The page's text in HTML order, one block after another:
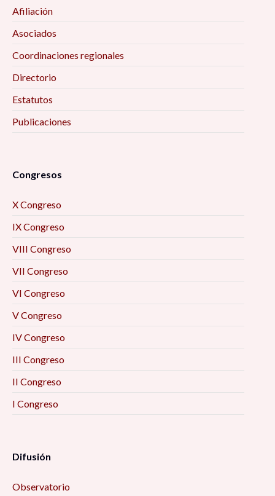
Afiliación
Asociados
Coordinaciones regionales
Directorio
Estatutos
Publicaciones
Congresos
X Congreso
IX Congreso
VIII Congreso
VII Congreso
VI Congreso
V Congreso
IV Congreso
III Congreso
II Congreso
I Congreso
Difusión
Observatorio